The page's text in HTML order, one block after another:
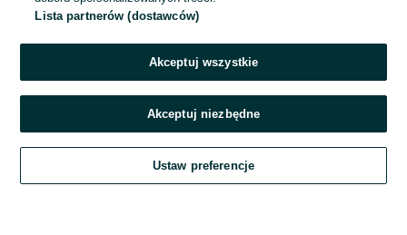
Zadzwoń / SMS
Szukaj Obserwujesz Dodaj Czat Konto
Lista partnerów (dostawców)
Akceptuj wszystkie
Akceptuj niezbędne
Ustaw preferencje